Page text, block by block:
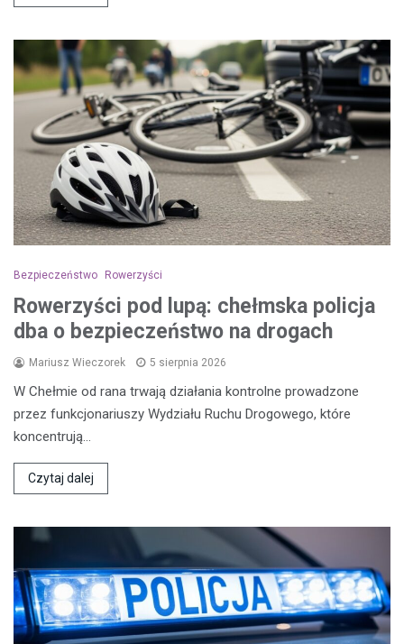
Bezpieczeństwo Rowerzyści
Rowerzyści pod lupą: chełmska policja
dba o bezpieczeństwo na drogach
Mariusz Wieczorek 5 sierpnia 2026
W Chełmie od rana trwają działania kontrolne prowadzone
przez funkcjonariuszy Wydziału Ruchu Drogowego, które
koncentrują…
Czytaj dalej